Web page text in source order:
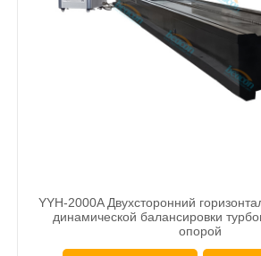
YYH-2000A Двухсторонний
динамической балансировки
опорой